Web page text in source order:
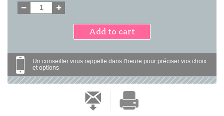
Add to cart
Un conseiller vous rappelle dans l'heure pour préciser vos choix
et options